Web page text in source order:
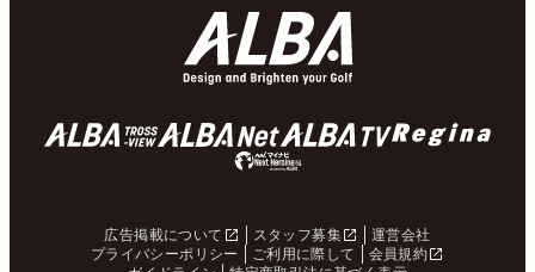
広告掲載について スタッフ募集
運営会社
プライバシーポリシー
ご利用に際して
会員規約